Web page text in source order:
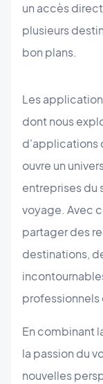
un accès
plusieurs
bon plans.
Les
dont nous
d'applications
ouvre un
entreprises du
voyage. Avec
partager des
destinations,
professionnels
En combinant
la passion du
nouvelles